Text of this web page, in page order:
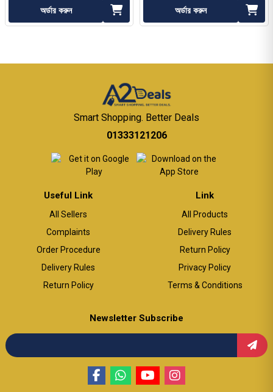
অর্ডার করুন অর্ডার করুন
Smart Shopping. Better Deals
01333121206
Useful Link
All Sellers
Complaints
Order Procedure
Delivery Rules
Return Policy
Link
All Products
Delivery Rules
Return Policy
Privacy Policy
Terms & Conditions
Newsletter Subscribe